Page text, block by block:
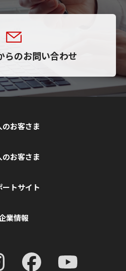
らのお問い合わせ
のお客さま
のお客さま
ートサイト
業情報